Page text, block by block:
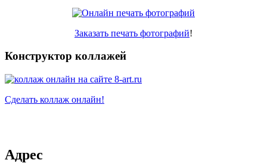
Заказать печать фотографий!
Конструктор коллажей
Сделать коллаж онлайн!
Адрес